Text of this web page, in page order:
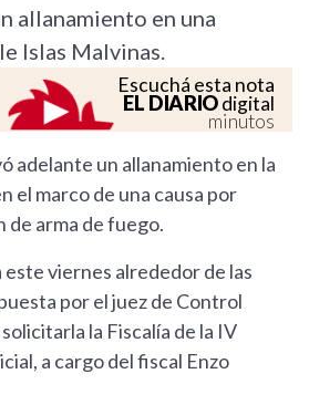
allanamiento en una
Islas Malvinas.
Escuchá esta nota
EL DIARIOdigital
minutos
adelante un allanamiento en la
el marco de una causa por
arma de fuego.
este viernes alrededor de las
por el juez de Control
la Fiscalía de la IV
a cargo del fiscal Enzo